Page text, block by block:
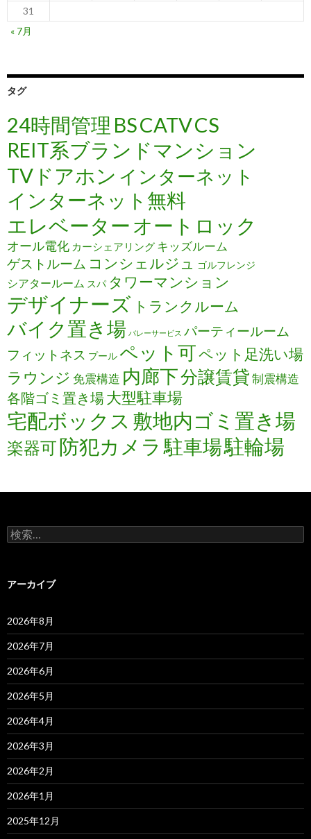
31
« 7月
タグ
24時間管理 BSCATVCS
REIT系ブランドマンション
TVドアホン インターネット
インターネット無料
エレベーター オートロック
オール電化 カーシェアリング キッズルーム
ゲストルーム コンシェルジュ ゴルフレンジ
シアタールーム スパ タワーマンション
デザイナーズ トランクルーム
バイク置き場 バレーサービス パーティールーム
フィットネス プールペット可ペット足洗い場
ラウンジ 免震構造 内廊下分譲賃貸制震構造
各階ゴミ置き場大型駐車場
宅配ボックス 敷地内ゴミ置き場
楽器可防犯カメラ 駐車場駐輪場
検
索:
アーカイブ
2026年8月
2026年7月
2026年6月
2026年5月
2026年4月
2026年3月
2026年2月
2026年1月
2025年12月